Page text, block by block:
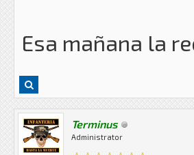
Esa mañana la
Terminus
Administrator